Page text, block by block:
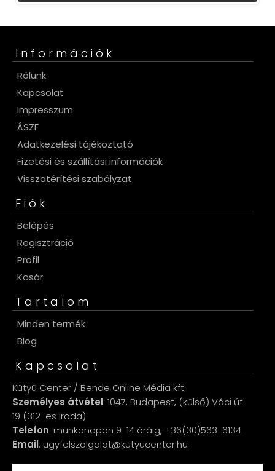
Információk
Rólunk
Kapcsolat
Impresszum
ÁSZF
Adatkezelési tájékoztató
Fizetési és szállítási információk
Visszatérítési szabályzat
Fiók
Belépés
Regisztráció
Profil
Kosár
Tartalom
Minden termék
Blog
Kapcsolat
Kütyü Center / Bende Online Média kft.
Személyes átvétel: 1047, Budapest, (külső) Váci út.
19 (312-es iroda)
Telefon: munkanapon 9-14 óráig, +36(30)563-6134
Email: ugyfelszolgalat@kutyucenter.hu